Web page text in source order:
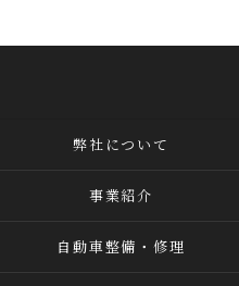
弊社について
事業紹介
自動車整備・修理